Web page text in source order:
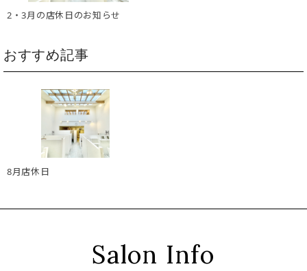
2・3月の店休日のお知らせ
おすすめ記事
8月店休日
Salon Info